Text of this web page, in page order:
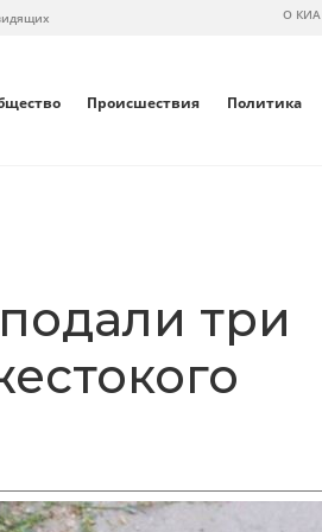
О КИА
Происшествия Политика
три